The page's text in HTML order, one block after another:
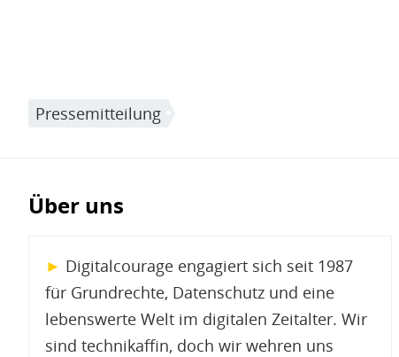
Pressemitteilung
Über uns
► Digitalcourage engagiert sich seit 1987
für Grundrechte, Datenschutz und eine
lebenswerte Welt im digitalen Zeitalter. Wir
sind technikaffin, doch wir wehren uns